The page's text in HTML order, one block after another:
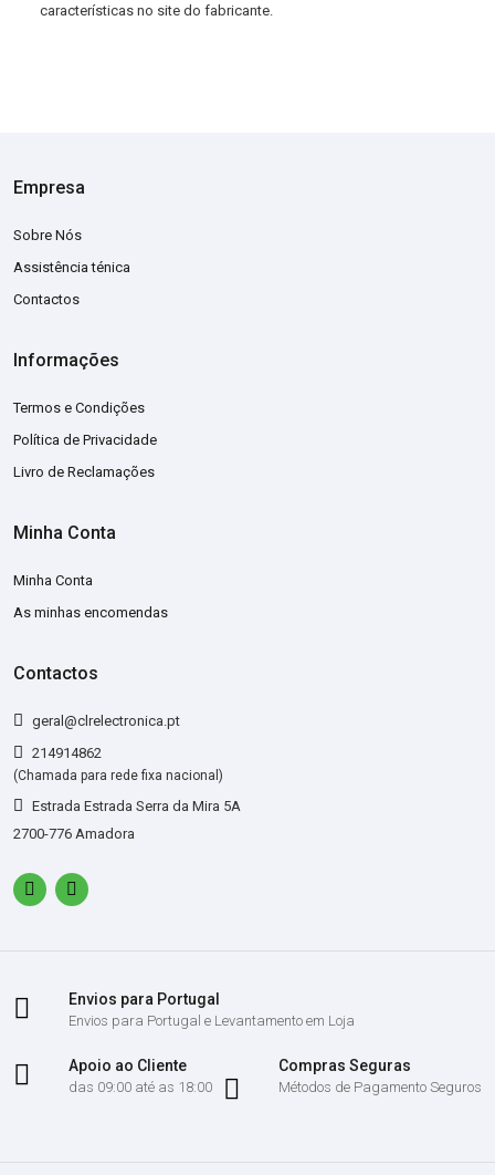
características no site do fabricante.
Empresa
Sobre Nós
Assistência ténica
Contactos
Informações
Termos e Condições
Política de Privacidade
Livro de Reclamações
Minha Conta
Minha Conta
As minhas encomendas
Contactos
geral@clrelectronica.pt
214914862
(Chamada para rede fixa nacional)
Estrada Estrada Serra da Mira 5A
2700-776 Amadora
Envios para Portugal
Envios para Portugal e Levantamento em Loja
Apoio ao Cliente
das 09:00 até as 18:00
Compras Seguras
Métodos de Pagamento Seguros